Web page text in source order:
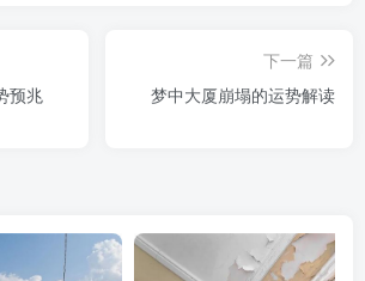
预兆
下一篇
梦中大厦崩塌的运势解读